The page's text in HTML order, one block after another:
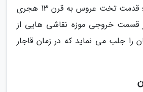
کننده این موزه است؛ قدمت تخت عروس به قرن 13 هجری
قسمت خروجی موزه نقاشی هایی از
را جلب می نماید که در زمان قاجار